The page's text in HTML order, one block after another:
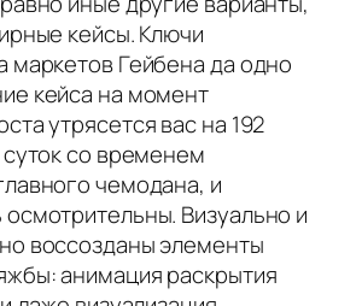
кейсы. Ключи
маркетов Гейбена да одно
кейса на момент
утрясется вас на 192
суток со временем
чемодана, и
Визуально и
воссозданы элементы
анимация раскрытия